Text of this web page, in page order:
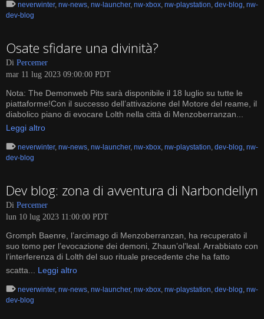
neverwinter, nw-news, nw-launcher, nw-xbox, nw-playstation, dev-blog, nw-
dev-blog
Osate sfidare una divinità?
Di Percemer
mar 11 lug 2023 09:00:00 PDT
Nota: The Demonweb Pits sarà disponibile il 18 luglio su tutte le
piattaforme!Con il successo dell’attivazione del Motore del reame, il
diabolico piano di evocare Lolth nella città di Menzoberranzan...
Leggi altro
neverwinter, nw-news, nw-launcher, nw-xbox, nw-playstation, dev-blog, nw-
dev-blog
Dev blog: zona di avventura di Narbondellyn
Di Percemer
lun 10 lug 2023 11:00:00 PDT
Gromph Baenre, l’arcimago di Menzoberranzan, ha recuperato il
suo tomo per l’evocazione dei demoni, Zhaun’ol’leal. Arrabbiato con
l’interferenza di Lolth del suo rituale precedente che ha fatto
scatta... Leggi altro
neverwinter, nw-news, nw-launcher, nw-xbox, nw-playstation, dev-blog, nw-
dev-blog